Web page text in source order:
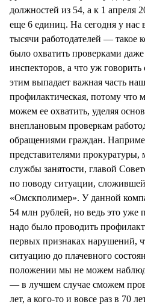
должностей из 54, а к 1 апреля
еще 6 единиц. На сегодня у нас
тысячи работодателей — такое
было охватить проверками даже
инспекторов, а что уж
этим выпадает важная часть
профилактическая, потому что
можем ее охватить, уделяя
внеплановым проверкам
обращениями граждан.
представителями
службы занятости, главой
по поводу ситуации,
«Омскполимер». У данной
54 млн рублей, но ведь это уже
надо было проводить
первых признаках нарушений,
ситуацию до плачевного
положении мы не можем
— в лучшем случае сможем
лет, а кого-то и вовсе раз в 70